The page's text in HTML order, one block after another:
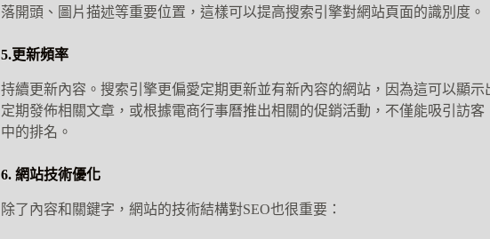
落開頭、圖片描述等重要位置，這樣可以提高搜索引擎對網站頁面的識別度。
5.更新頻率
持續更新內容。搜索引擎更偏愛定期更新並有新內容的網站，因為這可以顯示
定期發佈相關文章，或根據電商行事曆推出相關的促銷活動，不僅能吸引訪
中的排名。
6. 網站技術優化
除了內容和關鍵字，網站的技術結構對SEO也很重要：